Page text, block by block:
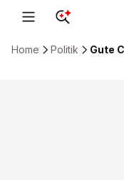
Home Politik Gute